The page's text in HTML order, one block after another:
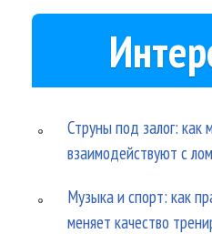
Струны под залог: как
взаимодействуют с
Музыка и спорт: как
меняет качество